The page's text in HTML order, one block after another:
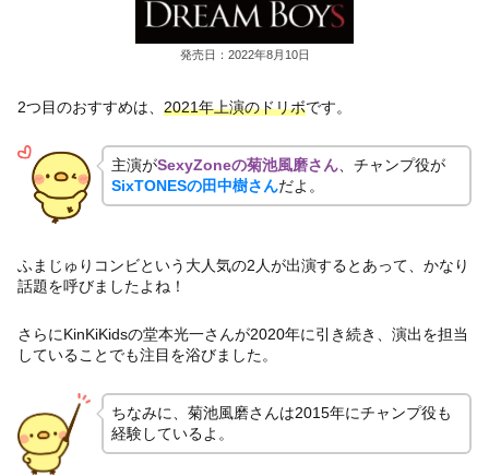
発売日：2022年8月10日
2つ目のおすすめは、 2021年上演のドリボです。
主演がSexyZoneの菊池風磨さん、チャンプ役が
SixTONESの田中樹さんだよ。
ふまじゅりコンビという大人気の2人が出演するとあって、かなり
話題を呼びましたよね！
さらにKinKiKidsの堂本光一さんが2020年に引き続き、演出を担当
していることでも注目を浴びました。
ちなみに、菊池風磨さんは2015年にチャンプ役も
経験しているよ。